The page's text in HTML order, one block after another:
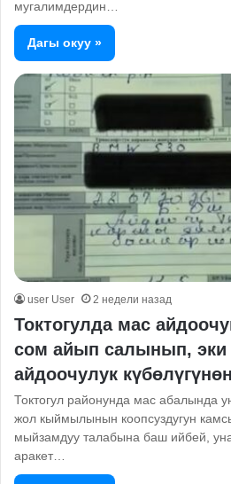
мугалимдердин…
Дагы окуу »
user User 2 недели назад
Токтогулда мас
сом айып салынып, эки
айдоочулук
Токтогул районунда мас абалында
жол кыймылынын коопсуздугун
мыйзамдуу талабына баш ийбей,
аракет…